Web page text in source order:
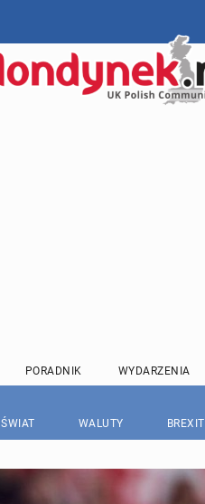
PORADNIK WYDARZENIA
ŚWIAT WALUTY BREXIT